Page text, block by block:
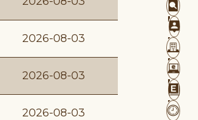
2026-08-03
2026-08-03
2026-08-03